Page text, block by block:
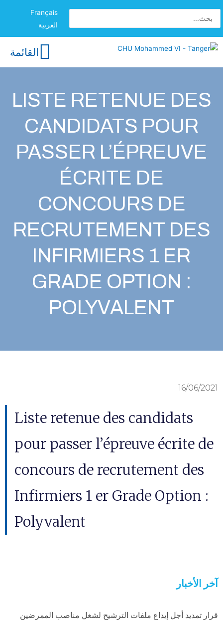
Français
العربية
القائمة
LISTE RETENUE DES
CANDIDATS POUR
PASSER L’ÉPREUVE
ÉCRITE DE
CONCOURS DE
RECRUTEMENT DES
INFIRMIERS 1 ER
GRADE OPTION :
POLYVALENT
16/06/2021
Liste retenue des candidats
pour passer l’épreuve écrite de
concours de recrutement des
Infirmiers 1 er Grade Option :
Polyvalent
آخر الأخبار
قرار تمديد أجل إيداع ملفات الترشيح لشغل مناصب الممرضين